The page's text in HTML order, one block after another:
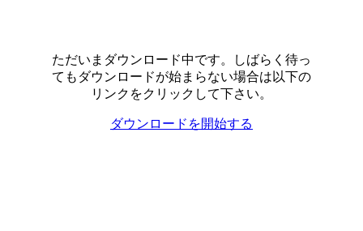
ただいまダウンロード中です。しばらく待っ
てもダウンロードが始まらない場合は以下の
リンクをクリックして下さい。
ダウンロードを開始する